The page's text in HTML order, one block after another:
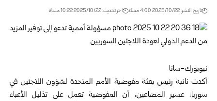
تاريخ النشر: 2025/10/22 4:00 مساءً اخر تحديث: 2025/10/22 10:22 مساءً
نيويورك-سانا
أكدت نائبة رئيس بعثة مفوضية الأمم المتحدة لشؤون اللاجئين في
سوريا، عسير المضاعين، أن المفوضية تعمل على تذليل الأعباء